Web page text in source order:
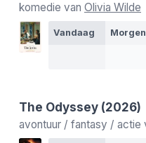
komedie van Olivia Wilde
Vandaag Morgen
The Odyssey (2026)
avontuur / fantasy / actie